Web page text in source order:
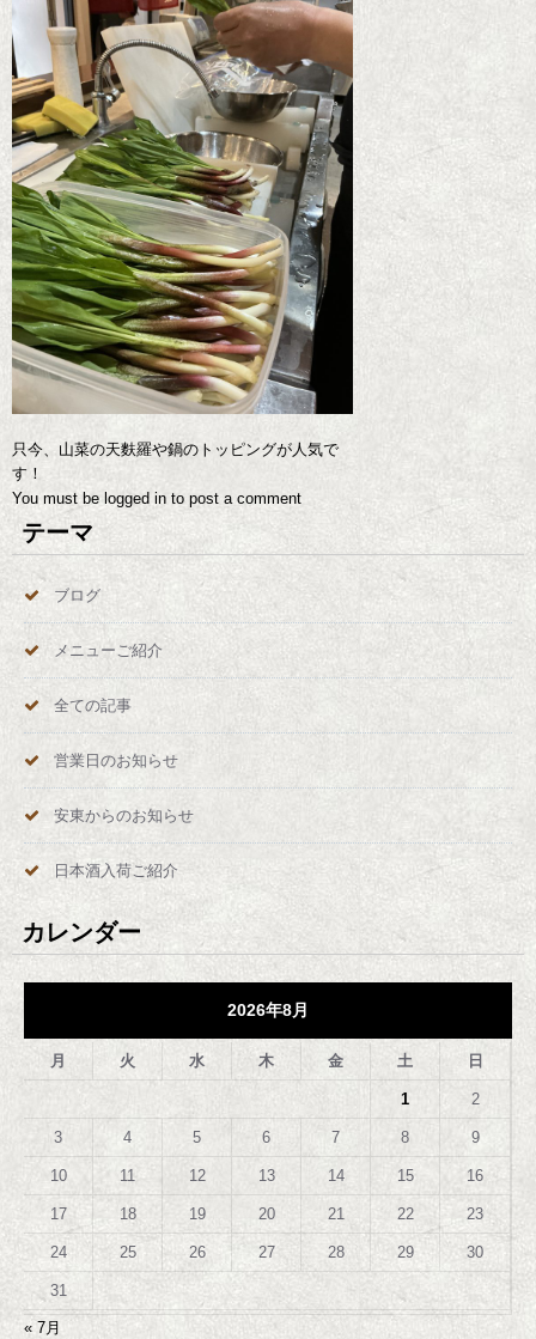
只今、山菜の天麩羅や鍋のトッピングが人気で
す！
You must be logged in to post a comment
テーマ
ブログ
メニューご紹介
全ての記事
営業日のお知らせ
安東からのお知らせ
日本酒入荷ご紹介
カレンダー
2026年8月
月 火 水 木 金 土 日
1 2
3 4 5 6 7 8 9
10 11 12 13 14 15 16
17 18 19 20 21 22 23
24 25 26 27 28 29 30
31
« 7月